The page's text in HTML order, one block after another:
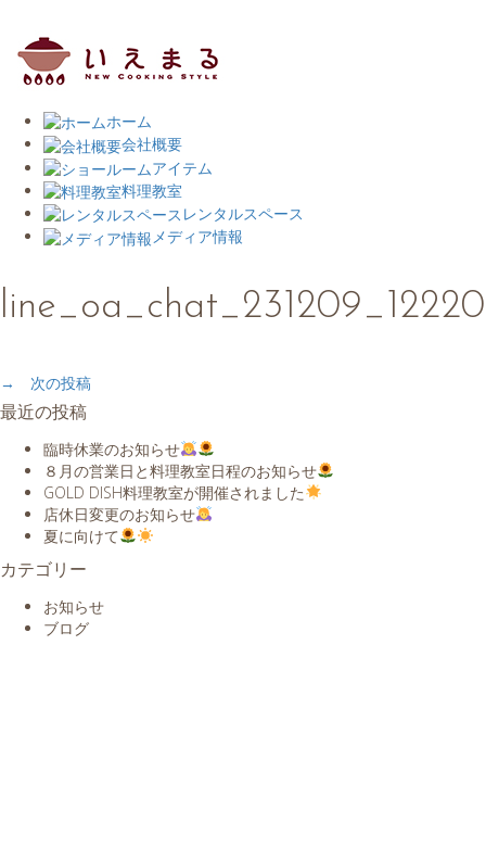
ホーム
会社概要
アイテム
料理教室
レンタルスペース
メディア情報
→ 次の投稿
最近の投稿
臨時休業のお知らせ
８月の営業日と料理教室日程のお知らせ
GOLD DISH料理教室が開催されました
店休日変更のお知らせ
夏に向けて
カテゴリー
お知らせ
ブログ